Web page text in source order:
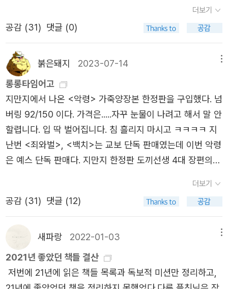
을 찾는다. 계급의 벽이 높은 사회다. 사상이 뿌리내리고 꽃
피우기에는 그 경계가 장애가 된다. 그들에게는 프롤레타리
아가 없다는 작중 인물의 말이 기억에 남는다. 지식인들의
모임 밖으로 나갈 개방된 출구가 없었다. 방화나 폭동이 사
상을 그 방법이자 에너지로 여길 수밖에 없는 사회적 한계가
존재했다는 생각이다. 에필로그에 푸시킨의 시와 누가복음
8장 32-37절을 인용하면서 작가는 자신의 생각을 어느 정
도는 밝히고 있다. 그는 푸시킨의 시로 성경을 풀어, 파괴적
인 사상들이 바로 악령이라고 말하고 있다. 폰 렘쁘께는 ‘자
레치예’의 화재 현장에서 '모든 것이 방화다! 이것은 허무주
의다! 만약 무언가 타오르고 있다면, 그것은 허무주의다!'(3
권 100p)라고 외친다. 허무주의라고 번역된 러시아어 Ниги
лизм(Nigilizm)은 라틴어 Nihil(무, 아무것도 없음)에서 온
것이다. 19세기 러시아 급진 세대의 적극적이고 파괴적인 정
치·사회 운동. 종교, 도덕, 국가 권위를 '아무것도 아닌 것'으
로 치부하고 이를 철저히 파괴하려 한 유물론적 행동주의다.
허무주의는 폭력성을 띄는 무정부주의를 향한다. 렘쁘께의
외침은 작품을 관통하는 메시지이며, 사상에 대한 작가의 주
그냥 새 책. 세계문학전집별로 경쟁이 치열한 4대 장편과 달
리, 우리나라에서 『미성년』은 선택지가 이것 하나 뿐이다.
다소 철없는 19세 청년 아르까지의 회고록 형식으로 전개되
는 이 작품은 평가가 낮은 편이다. 김정아 박사에 따르면 작
가가 결핍의 시기에 걸작을 쏟아내던 반면, 이 때는 전작들
의 성공과 아내 안나 도스또예프스까야의 야무진 경제활동
으로 어느정도 배가 불렀기 때문이라고... 아직 읽는 중이지
만 완독하고 나면 '도스또옙스끼 5대 장편'이 될 것이다. (ㅋ
ㅋㅋ) 도 선생의 마지막 중단편들(빨간책으로 배송 중...). 이
렇게까지 해야 하나 싶지만, 이렇게까지 해야 하는 성격이
라... 세상과 인연을 끊고 내면으로만 침잠하는 '지하인간'
같지 아니한가. 이 모든 고독한 작업들은 이 한 편을 제대로
작들을 모두 여기서 찾을 수 있다고 김정아는 호언장담한다.
도 선생 전공자들, 장편 3~4편을 번역한 사람들이나 그만
큼 필사한 사람들은 그게 보일지 모르겠으나, 나는 '범인'이
기도 하고, 필사를 할 만한 글씨가 안되어 이렇게 먼고 험한
길을 돌아왔다.2014년 김연경 본으로 처음 접하고, 2022년
김희숙 본으로 두번째 읽었으나 기억나는 게 거의 없다... 약
도덕적 낙인에 불과했던 자살은 1897년 에밀 뒤르켐의 명
저 <자살론>의 출간 이후 학문적인 연구 대상이 된다. 작가
는 사회학적 측면이 지나치게 부각되는 한편 정신분석학적
분석이 아직 부족함을 비판하며, 프로이트와 정신분석학자
들의 이론을 통해 비에로스적 원시 공격성인 죽음 본능으로
부터 자살의 근원이 비롯함을 논증한다. 이어 자살자의 감정
적 측면을 다루는데, 동기는 세간의 인식과 달리 명확하지
않고 논리적으로 명징하지 않으며 (완벽한 이성이란 허상이
듯이) 정신병적 강박이 있는 사람들이거나, 혹은 완벽주의를
통해 자살자로 태어나는 부류의 사람들, 만성 자살자들이 결
책에서 가장 어려운 장이면서 가장 재미있는 부분이다. 강력
추천.4장문학 비평가답게 서구 문학과 자살의 역사에 대해
다룬다. 불후의 명작 <신곡>에서 단테는 자살을 죄악으로
다루던 중세인인 만큼 자살을 거부하였으나 자살의 괴로움
을 나름 공유했음이 암시되었을 가능성을 제기한다. 이어 르
네상스 시대의 수사이자 자살에 대한 최초의 옹호인 <비아
타나토스Biathanatos>의 저자 존 던, 계몽주의 시대의 자
구질서가 무너지고 자본주의가 들어서는 러시아의 시대적
모순을 투영한 많은 작품을 썼다. 특히 『죄와 벌』, 『백치』,
품들을 남기며, 20세기의 사상과 문학에 깊은 영향을 끼쳤
다.2. 작품을 말하다『죄와 벌』은 도스토옙스키가 8년 간의
유형 후 발표한 소설로, 도스토옙스키가 스스로 ‘범죄에 대
한 심리학적 보고서’라 표현했을 정도로 인간의 가장 깊은
곳에 숨은 심리를 낱낱이 파헤치는 작품이다.이 작품은 환멸
과 좌절을 겪으며 고뇌하는 ‘라스콜니코프’라는 새로운 인물
유형과 실험적인 소설 기법을 선보여 근대적 서사의 틀을 넘
어선 작품으로 인정받았다.선악의 경계를 넘어 존재하고 싶
생과 연민으로 가득한 소냐. 소냐의 사랑으로 라스콜니코프
는 다시 태어난다. 살인자와 창녀, 세상에서 가장 낮은 두 사
람의 만남을 통해 인간 존재가 겪는 고통과 수난, 그리고 괴
로운 삶의 진실을 보여 준다.『죄와 벌』은 살인 사건을 다루
고 있다는 점에서 범죄 소설, 살인을 전후로 범죄자의 심리
를 치밀하게 묘사하고 있다는 점에서 심리 소설, 살인의 배
경이 된 사회악을 고발한 다는 점에서 사회 소설, 나폴레옹
때 후다닥 글을 올린다. 얼마전엔 오래 사용했던 컴퓨터가
고장나 내 컴퓨터도 없는 상황. 컴퓨터가 없으니 또 그것대
황 속에서.. 그래도 독서는 계속되었으니, 기억을 더듬어 읽
었던 책들을 소환해본다. 1966년부터 1976년까지 십 년
동안, 약 만명이 넘는 한국인이 서독으로 향했다. 이 책은 파
독간호원(혹은 파독간호보조원)이라 불리는 여성들의 이야
기로 시작한다. 한 시대의 어떤 그룹으로 불리워지나 사실은
알고보면 눈부시도록 아름다운 개인들의 삶이 존재한다는
것을 이 소설은 보여준다. 읽는 내내 설렘이 가득했다. 타국
않은 오래된 사랑의 이야기들 때문에... 독일의 G시가 어느
도시일지 궁금하다. 모호한 K.H.의 존재도... 소설가라는 직
업은 쓰는 직업이지만 그에 앞서 다른 사람의 이야기를 들어
주는 직업일지도 모른다는 생각이 든다. 문학동네 북클럽 이
달의 책으로 구매해서 코멘터리 북을 읽으면서 든 생각. 백
수린 작가가 소설을 쓰고 거꾸로 독일의 G시를 확인하러 가
는 부분을 읽으니 비로소 독서가 완성되는 느낌이다. 이사
더보기
공감 (31) 댓글 (0)
붉은돼지 2023-07-14
롱롱타임어고
지만지에서 나온 <악령> 가죽양장본 한정판을 구입했다. 넘
버링 92/150 이다. 가격은.....자꾸 눈물이 나려고 해서 말 안
할렵니다. 입 딱 벌어집니다. 침 흘리지 마시고 ㅋㅋㅋㅋ 지
난번 <죄와벌>, <백치>는 교보 단독 판매였는데 이번 악령
은 예스 단독 판매다. 지만지 한정판 도끼선생 4대 장편의
20대 후반에 세계문학전집 집중적으로 읽었을 때 도선생 작
품 중에는 죄와벌과 형제들은 읽었지만 악령은 중도 포기했
대 장편 중 100부 한정 <죄와벌>은 못구해서 아숩지만 뭐
어쩌겠나. 중고가 100만원 한다는 소문인데, 100만원 주고
살 마음은 없지만 어디 올라온 것을 보지도 못했다... 소생도
꽃다운 한 때는 독서가였고 진리를 찾는 구도자였다. 그러니
더보기
공감 (31) 댓글 (12)
새파랑 2022-01-03
2021년 좋았던 책들 결산
저번에 21년에 읽은 책들 목록과 독보적 미션만 정리하고,